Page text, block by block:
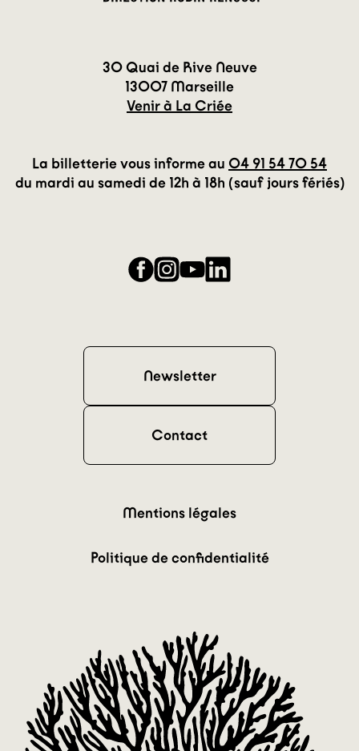
30 Quai de Rive Neuve
13007 Marseille
Venir à La Criée
La billetterie vous informe au 04 91 54 70 54
du mardi au samedi de 12h à 18h (sauf jours fériés)
Facebook
Instagram
YouTubeLinkedIn
Newsletter
Contact
Mentions légales
Politique de confidentialité